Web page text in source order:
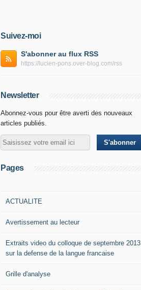
Suivez-moi
S'abonner au flux RSS
https://lucien-pons.over-blog.com/rss
Newsletter
Abonnez-vous pour être averti des nouveaux
articles publiés.
Pages
ACTUALITE
Avertissement au lecteur
Extraits video du colloque de septembre 2013
sur la defense de la langue francaise
Grille d'analyse